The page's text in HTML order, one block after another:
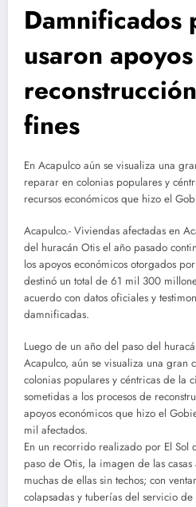
Damnificados
usaron
fines
En Acapulco aún se visualiza una
reparar en colonias populares y
recursos económicos que hizo el
Acapulco.- Viviendas afectadas en
del huracán Otis el año pasado
los apoyos económicos otorgados
destinó un total de 61 mil 300
acuerdo con datos oficiales y
damnificadas.
Luego de un año del paso del
Acapulco, aún se visualiza una gran
colonias populares y céntricas de la
sometidas a los procesos de
apoyos económicos que hizo el
mil afectados.
En un recorrido realizado por El Sol
paso de Otis, la imagen de las casas
muchas de ellas sin techos; con
colapsadas y tuberías del servicio